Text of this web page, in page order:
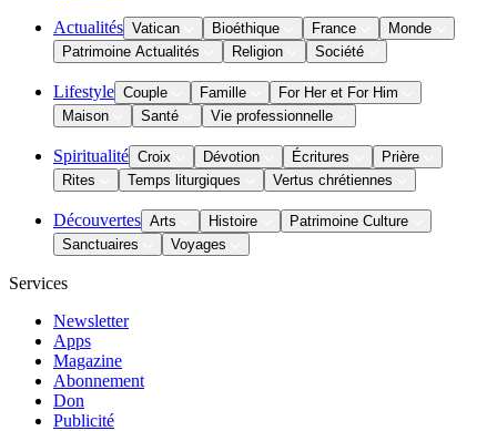
Actualités Vatican Bioéthique France
Monde
Patrimoine Actualités
Religion Société
Lifestyle Couple Famille
For Her et For Him
Maison
Santé Vie professionnelle
Spiritualité Croix Dévotion Écritures
Prière
Rites
Temps liturgiques Vertus chrétiennes
Découvertes Arts Histoire
Patrimoine Culture
Sanctuaires
Voyages
Services
Newsletter
Apps
Magazine
Abonnement
Don
Publicité